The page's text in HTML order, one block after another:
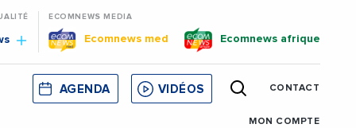
ECOMNEWS MEDIA
Ecomnews med Ecomnews afrique
CORSE MONACO CATALOGNE
AGENDA VIDÉOS CONTACT
MON COMPTE